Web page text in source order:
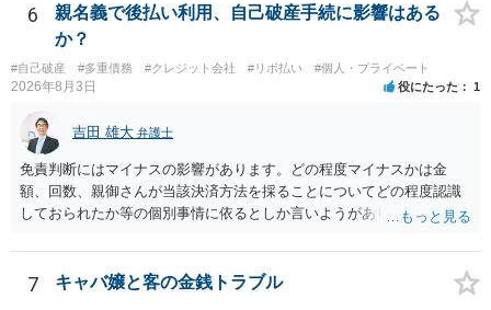
には変わりがありません。 なかなか対応に難しい案件であり、公開の
場でアドバイスを行うのも限界があるように思われますので、資料等
を持参のうえ個別に弁護士に相談されることをお勧めします。
6
親名義で後払い利用、自己破産手続に影響はある
か？
#自己破産 #多重債務 #クレジット会社 #リボ払い #個人・プライベート
2026年8月3日 役にたった 1
吉田 雄大 弁護士
免責判断にはマイナスの影響があります。どの程度マイナスかは金
額、回数、親御さんが当該決済方法を採ることについてどの程度認識
しておられたか等の個別事情に依るとしか言いようがありません。 と
なって相談し、善後策を考えることをお勧めします。
7 キャバ嬢と客の金銭トラブル